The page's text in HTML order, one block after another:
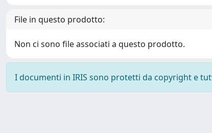
File in questo prodotto:
Non ci sono file associati a questo prodotto.
I documenti in IRIS sono protetti da copyright e